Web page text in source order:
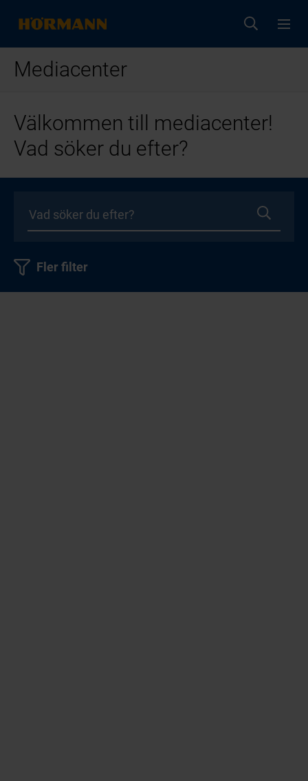
Mediacenter
Välkommen till mediacenter!
Vad söker du efter?
Fler filter